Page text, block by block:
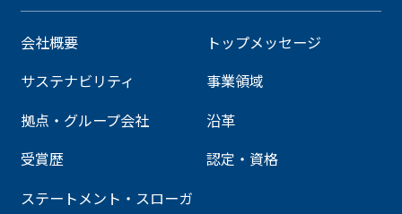
会社概要
トップメッセージ
サステナビリティ
事業領域
拠点・グループ会社
沿革
受賞歴
認定・資格
ステートメント・スローガ